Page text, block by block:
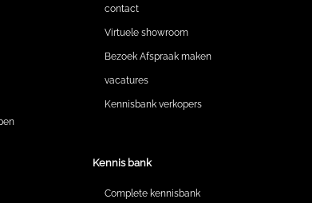
contact
Virtuele showroom
Bezoek Afspraak maken
vacatures
Kennisbank verkopers
Kennis bank
Complete kennisbank